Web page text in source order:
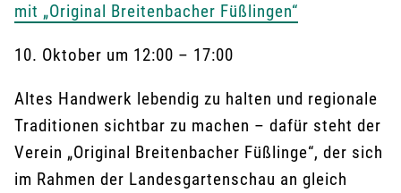
mit „Original Breitenbacher Füßlingen“
10. Oktober um 12:00 – 17:00
Altes Handwerk lebendig zu halten und regionale
Traditionen sichtbar zu machen – dafür steht der
Verein „Original Breitenbacher Füßlinge“, der sich
im Rahmen der Landesgartenschau an gleich